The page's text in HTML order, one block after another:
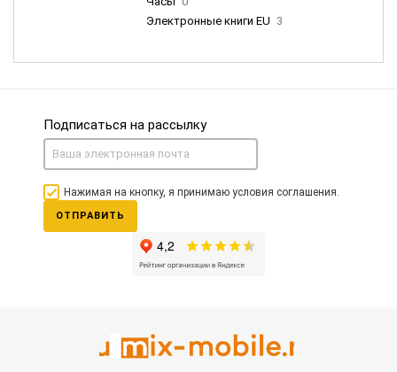
Электронные книги EU 3
Подписаться на рассылку
Нажимая на кнопку, я принимаю условия соглашения.
ОТПРАВИТЬ